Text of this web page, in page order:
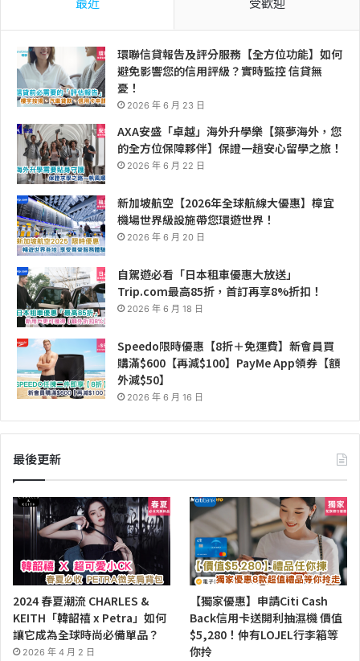
環聯信貸報告及評分服務【全方位功能】如何
避免影響您的信用評級？實時監控 信貸無
憂！
2026 年 6 月 23 日
AXA安盛「卓越」海外升學樂【築夢海外，您
的全方位保障夥伴】保證一趟安心留學之旅！
2026 年 6 月 22 日
新加坡航空【2026年全球航線大優惠】樟宜
機場世界級設施帶您環遊世界！
2026 年 6 月 20 日
自駕遊必看「日本租車優惠大放送」
Trip.com最高85折，首訂再享8%折扣！
2026 年 6 月 18 日
Speedo限時優惠【8折＋免運費】新會員買
購滿$600【再減$100】PayMe App領券【額
外減$50】
2026 年 6 月 16 日
最後更新
2024 春夏潮流 CHARLES &
KEITH「韓韶禧 x Petra」如何
讓它成為全球時尚必備單品？
2026 年 4 月 2 日
【獨家優惠】申請Citi Cash
Back信用卡送開利抽濕機 價值
$5,280！仲有LOJEL行李箱等
你拎